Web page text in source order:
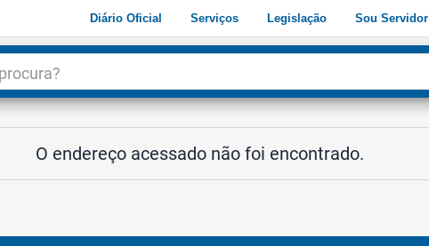
Diário Oficial Serviços Legislação Sou Servidor
O endereço acessado não foi encontrado.